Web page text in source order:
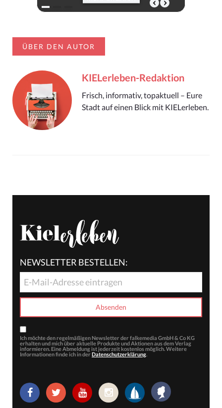
ÜBER DEN AUTOR
KIELerleben-Redaktion
Frisch, informativ, topaktuell – Eure
Stadt auf einen Blick mit KIELerleben.
NEWSLETTER BESTELLEN:
Ich möchte den regelmäßigen Newsletter der falkemedia GmbH & Co KG
erhalten und mich über aktuelle Produkte und Aktionen aus dem Verlag
informieren. Eine Abmeldung ist jederzeit kostenlos möglich. Weitere
Informationen finde ich in der Datenschutzerklärung.